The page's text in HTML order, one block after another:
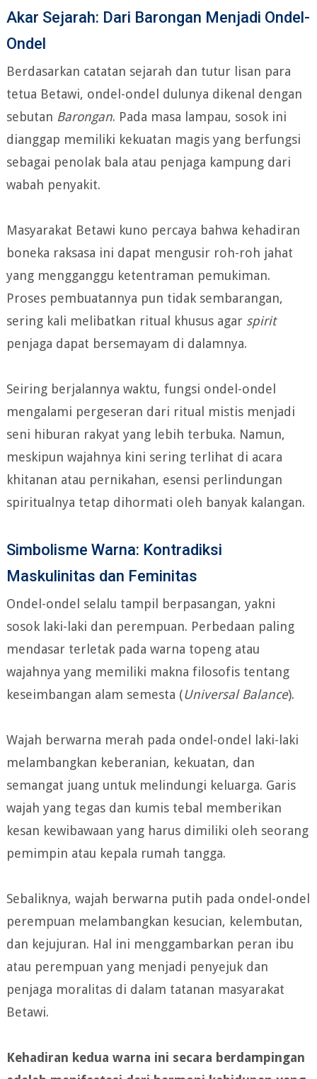
Akar Sejarah: Dari Barongan Menjadi Ondel-
Ondel
Berdasarkan catatan sejarah dan tutur lisan para
tetua Betawi, ondel-ondel dulunya dikenal dengan
sebutan Barongan. Pada masa lampau, sosok ini
dianggap memiliki kekuatan magis yang berfungsi
sebagai penolak bala atau penjaga kampung dari
wabah penyakit.
Masyarakat Betawi kuno percaya bahwa kehadiran
boneka raksasa ini dapat mengusir roh-roh jahat
yang mengganggu ketentraman pemukiman.
Proses pembuatannya pun tidak sembarangan,
sering kali melibatkan ritual khusus agar spirit
penjaga dapat bersemayam di dalamnya.
Seiring berjalannya waktu, fungsi ondel-ondel
mengalami pergeseran dari ritual mistis menjadi
seni hiburan rakyat yang lebih terbuka. Namun,
meskipun wajahnya kini sering terlihat di acara
khitanan atau pernikahan, esensi perlindungan
spiritualnya tetap dihormati oleh banyak kalangan.
Simbolisme Warna: Kontradiksi
Maskulinitas dan Feminitas
Ondel-ondel selalu tampil berpasangan, yakni
sosok laki-laki dan perempuan. Perbedaan paling
mendasar terletak pada warna topeng atau
wajahnya yang memiliki makna filosofis tentang
keseimbangan alam semesta (Universal Balance).
Wajah berwarna merah pada ondel-ondel laki-laki
melambangkan keberanian, kekuatan, dan
semangat juang untuk melindungi keluarga. Garis
wajah yang tegas dan kumis tebal memberikan
kesan kewibawaan yang harus dimiliki oleh seorang
pemimpin atau kepala rumah tangga.
Sebaliknya, wajah berwarna putih pada ondel-ondel
perempuan melambangkan kesucian, kelembutan,
dan kejujuran. Hal ini menggambarkan peran ibu
atau perempuan yang menjadi penyejuk dan
penjaga moralitas di dalam tatanan masyarakat
Betawi.
Kehadiran kedua warna ini secara berdampingan